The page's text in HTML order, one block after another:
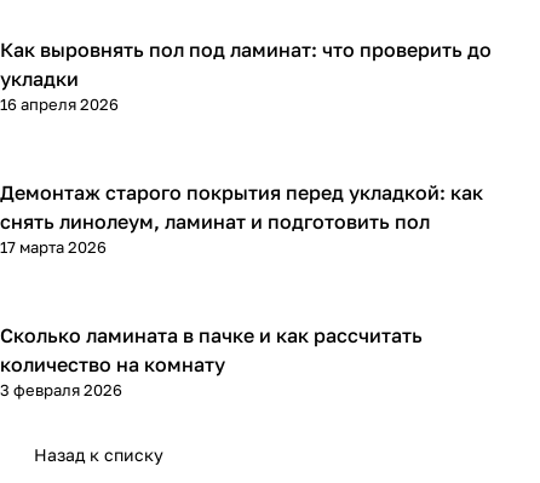
Напольные покрытия
Как выровнять пол под ламинат: что проверить до
укладки
16 апреля 2026
Напольные покрытия
Демонтаж старого покрытия перед укладкой: как
снять линолеум, ламинат и подготовить пол
17 марта 2026
Напольные покрытия
Сколько ламината в пачке и как рассчитать
количество на комнату
3 февраля 2026
Назад к списку